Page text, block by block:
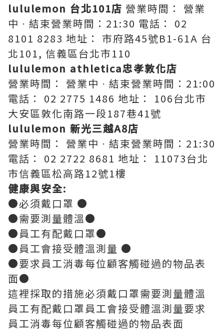
lululemon 台北101店 營業時間： 營業
中 ⋅ 結束營業時間：21:30 電話： 02
8101 8283 地址： 市府路45號B1-61A 台
北101, 信義區台北市110
lululemon athletica忠孝敦化店
營業時間： 營業中 ⋅ 結束營業時間：21:00
電話： 02 2775 1486 地址： 106台北市
大安區敦化南路一段187巷41號
lululemon 新光三越A8店
營業時間： 營業中 ⋅ 結束營業時間：21:30
電話： 02 2722 8681 地址： 11073台北
市信義區松高路12號1樓
健康與安全:
●必須戴口罩 ●
●需要測量體溫●
●員工有配戴口罩●
●員工會接受體溫測量 ●
●要求員工消毒每位顧客觸碰過的物品表
面●
這裡採取的措施必須戴口罩需要測量體溫
員工有配戴口罩員工會接受體溫測量要求
員工消毒每位顧客觸碰過的物品表面